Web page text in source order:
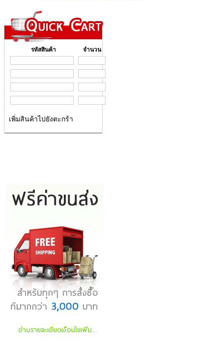
รหัสสินค้า จำนวน
เพิ่มสินค้าไปยังตะกร้า